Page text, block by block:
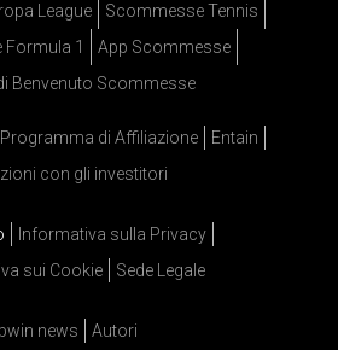
League
Scommesse Tennis
1
App Scommesse
Benvenuto Scommesse
Programma di Affiliazione
Entain
con gli investitori
Informativa sulla Privacy
sui Cookie
Sede Legale
bwin news Autori